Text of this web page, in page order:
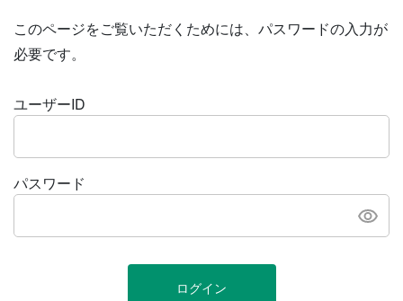
このページをご覧いただくためには、パスワードの入力が
必要です。
ユーザーID
パスワード
ログイン